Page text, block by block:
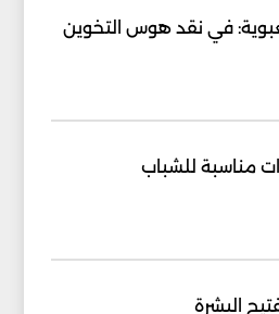
في نقد هوس التخوين
البشرة